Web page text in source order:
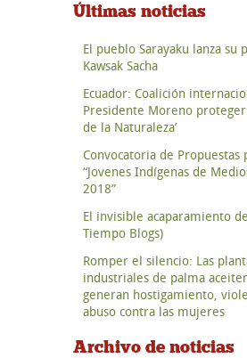
Últimas noticias
El pueblo Sarayaku lanza su
Kawsak Sacha
Ecuador: Coalición
Presidente Moreno proteger
de la Naturaleza’
Convocatoria de Propuestas
“Jovenes Indígenas de
2018”
El invisible acaparamiento
Tiempo Blogs)
Romper el silencio: Las
industriales de palma
generan hostigamiento,
abuso contra las mujeres
Archivo de noticias